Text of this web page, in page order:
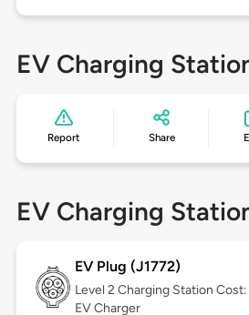
EV Charging
Report Share
EV Charging
EV Plug (J1772)
Level 2 Charging Station
EV Charger